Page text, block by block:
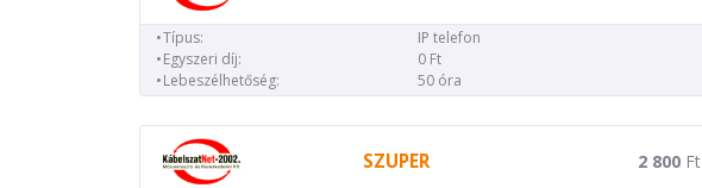
Típus:
IP telefon
Egyszeri díj:
0 Ft
Lebeszélhetőség:
50 óra
SZUPER 2 800Ft